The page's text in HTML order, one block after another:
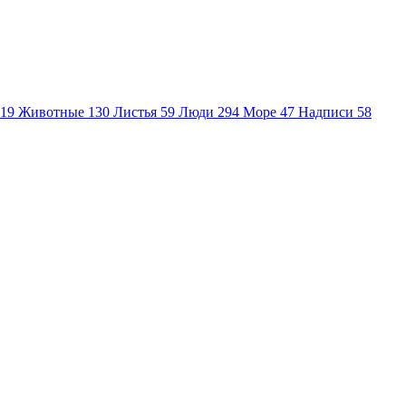
19 Животные 130 Листья 59 Люди 294 Море 47 Надписи 58